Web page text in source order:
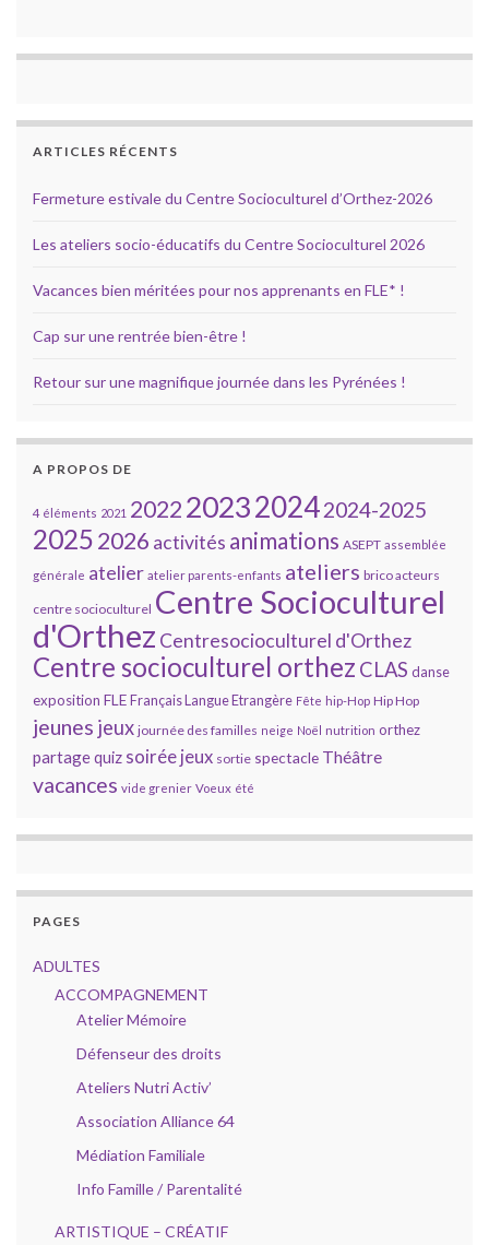
ARTICLES RÉCENTS
Fermeture estivale du Centre Socioculturel d’Orthez-2026
Les ateliers socio-éducatifs du Centre Socioculturel 2026
Vacances bien méritées pour nos apprenants en FLE* !
Cap sur une rentrée bien-être !
Retour sur une magnifique journée dans les Pyrénées !
A PROPOS DE
4 éléments 2021 2022202320242024-2025
20252026 activités animations ASEPT assemblée
générale atelier atelier parents-enfants ateliers brico acteurs
centre socioculturel Centre Socioculturel
d'Orthez Centresocioculturel d'Orthez
Centre socioculturel orthez CLAS danse
exposition FLE Français Langue Etrangère Fête hip-Hop Hip Hop
jeunes jeux journée des familles neige Noël nutrition orthez
partagequiz soirée jeux sortie spectacle Théâtre
vacances vide grenier Voeux été
PAGES
ADULTES
ACCOMPAGNEMENT
Atelier Mémoire
Défenseur des droits
Ateliers Nutri Activ’
Association Alliance 64
Médiation Familiale
Info Famille / Parentalité
ARTISTIQUE – CRÉATIF